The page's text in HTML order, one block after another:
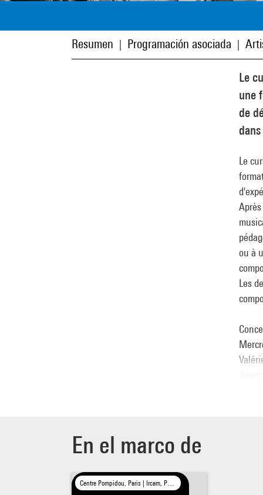
Resumen Programación asociada
Le
une
de
Le
ou à
Les
En el marco de
Centre Pompidou, Paris | Ircam, Paris